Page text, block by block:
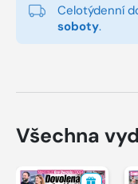
Celotýdenní
soboty.
Všechna